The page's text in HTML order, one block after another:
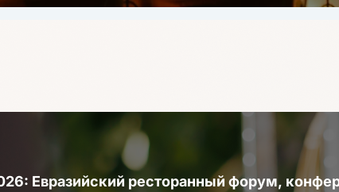
Евразийский ресторанный форум,